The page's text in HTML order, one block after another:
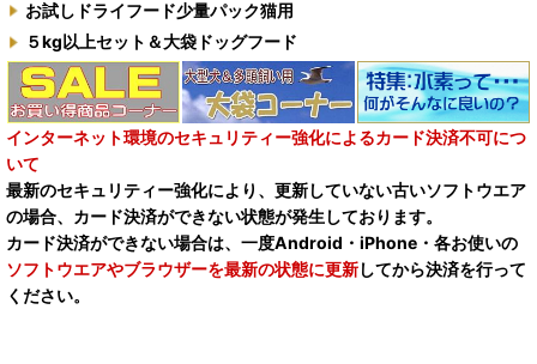
お試しドライフード少量パック猫用
５kg以上セット＆大袋ドッグフード
インターネット環境のセキュリティー強化によるカード決済不可につ
いて
最新のセキュリティー強化により、更新していない古いソフトウエア
の場合、カード決済ができない状態が発生しております。
カード決済ができない場合は、一度Android・iPhone・各お使いの
ソフトウエアやブラウザーを最新の状態に更新してから決済を行って
ください。